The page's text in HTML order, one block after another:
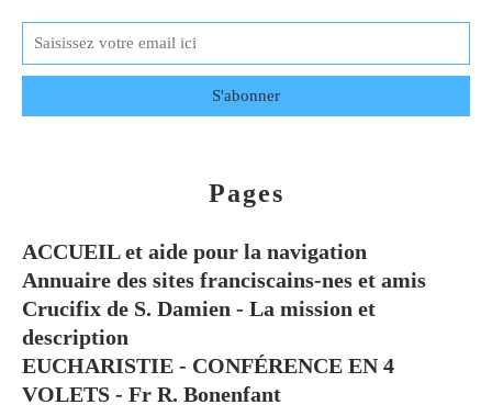
Pages
ACCUEIL et aide pour la navigation
Annuaire des sites franciscains-nes et amis
Crucifix de S. Damien - La mission et
description
EUCHARISTIE - CONFÉRENCE EN 4
VOLETS - Fr R. Bonenfant